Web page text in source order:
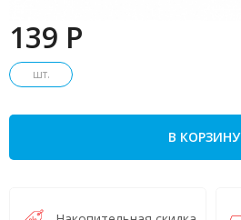
139 P
шт.
В КОРЗИНУ